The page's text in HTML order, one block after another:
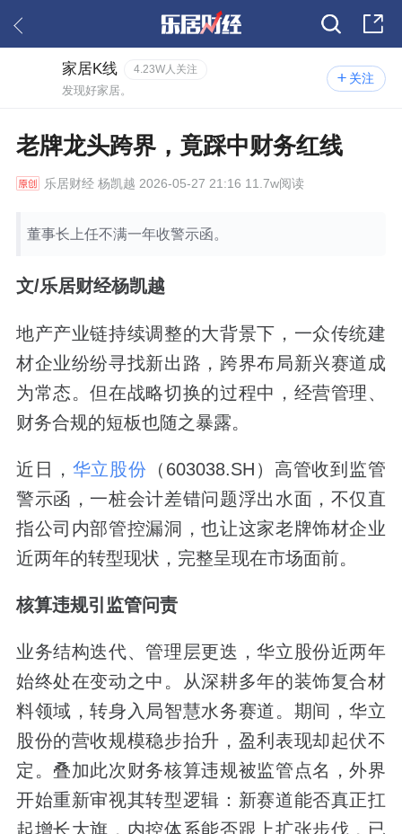
关注
家居K线 4.23W人关注
发现好家居。
老牌龙头跨界，竟踩中财务红线
乐居财经杨凯越 2026-05-27 21:16 11.7w阅读
董事长上任不满一年收警示函。
文/乐居财经杨凯越
地产产业链持续调整的大背景下，一众传统建
材企业纷纷寻找新出路，跨界布局新兴赛道成
为常态。但在战略切换的过程中，经营管理、
财务合规的短板也随之暴露。
近日， 华立股份 （603038.SH）高管收到监管
警示函，一桩会计差错问题浮出水面，不仅直
指公司内部管控漏洞，也让这家老牌饰材企业
近两年的转型现状，完整呈现在市场面前。
核算违规引监管问责
业务结构迭代、管理层更迭，华立股份近两年
始终处在变动之中。从深耕多年的装饰复合材
料领域，转身入局智慧水务赛道。期间，华立
股份的营收规模稳步抬升，盈利表现却起伏不
定。叠加此次财务核算违规被监管点名，外界
开始重新审视其转型逻辑：新赛道能否真正扛
起增长大旗，内控体系能否跟上扩张步伐，已